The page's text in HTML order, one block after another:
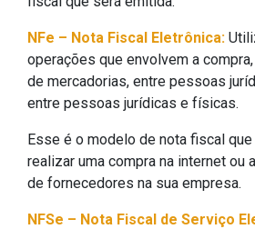
NFe – Nota Fiscal Eletrônica:
operações que envolvem a
de mercadorias, entre pessoas
entre pessoas jurídicas e físicas.
Esse é o modelo de nota fiscal
realizar uma compra na internet ou
de fornecedores na sua empresa.
NFSe – Nota Fiscal de Serviço